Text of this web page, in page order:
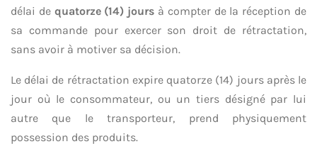
délai de quatorze (14) jours à compter de la réception de
sa commande pour exercer son droit de rétractation,
sans avoir à motiver sa décision.
Le délai de rétractation expire quatorze (14) jours après le
jour où le consommateur, ou un tiers désigné par lui
autre que le transporteur, prend physiquement
possession des produits.